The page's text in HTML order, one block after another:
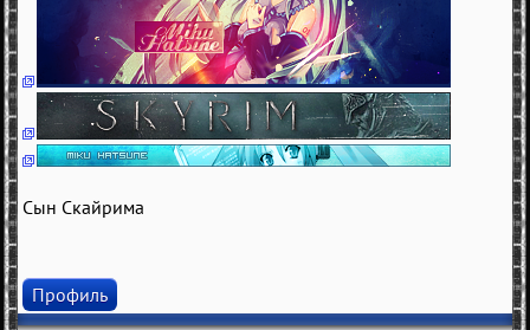
Сын Скайрима
Профиль